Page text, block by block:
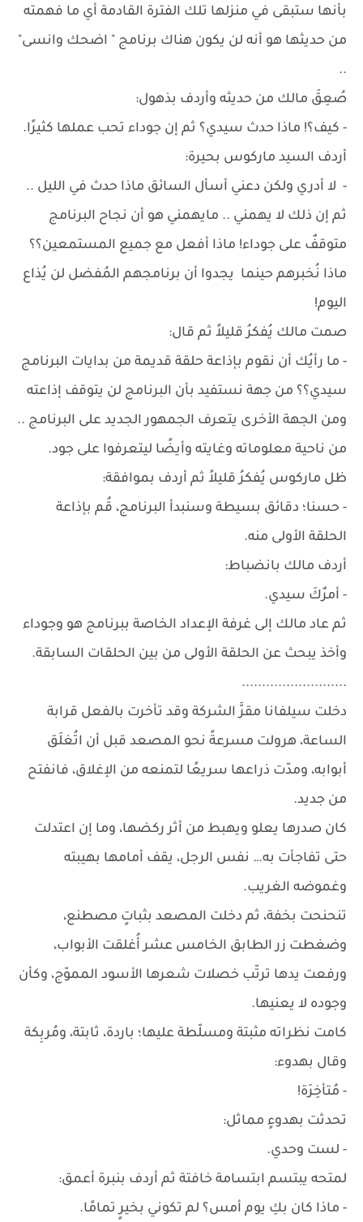
بأنها ستبقى في منزلها تلك الفترة القادمة أي ما فهمته
من حديثها هو أنه لن يكون هناك برنامج " اضحك وانسى"
..
صُعِقَ مالك من حديثه وأردف بذهول:
- كيف؟! ماذا حدث سيدي؟ ثم إن جوداء تحب عملها كثيرًا.
أردف السيد ماركوس بحيرة:
- لا أدري ولكن دعني أسأل السائق ماذا حدث في الليل ..
ثم إن ذلك لا يهمني .. مايهمني هو أن نجاح البرنامج
متوقفٌ على جوداء! ماذا أفعل مع جميع المستمعين؟؟
ماذا نُخبرهم حينما يجدوا أن برنامجهم المُفضل لن يُذاع
اليوم!
صمت مالك يُفكرُ قليلاً ثم قال:
- ما رأيُك أن نقوم بإذاعة حلقة قديمة من بدايات البرنامج
سيدي؟؟ من جهة نستفيد بأن البرنامج لن يتوقف إذاعته
ومن الجهة الأخرى يتعرف الجمهور الجديد على البرنامج ..
من ناحية معلوماته وغايته وأيضًا ليتعرفوا على جود.
ظل ماركوس يُفكرُ قليلاً ثم أردف بموافقة:
- حسنا؛ دقائق بسيطة وسنبدأ البرنامج، قُم بإذاعة
الحلقة الأولى منه.
أردف مالك بانضباط:
- أمرٌكَ سيدي.
ثم عاد مالك إلى غرفة الإعداد الخاصة ببرنامج هو وجوداء
وأخذ يبحث عن الحلقة الأولى من بين الحلقات السابقة.
..........................
دخلت سيلفانا مقرَّ الشركة وقد تأخرت بالفعل قرابة
الساعة، هرولت مسرعةً نحو المصعد قبل أن اتُغلَق
أبوابه، ومدّت ذراعها سريعًا لتمنعه من الإغلاق، فانفتح
من جديد.
كان صدرها يعلو ويهبط من أثر ركضها، وما إن اعتدلت
حتى تفاجأت به… نفس الرجل، يقف أمامها بهيبته
وغموضه الغريب.
تنحنحت بخفة، ثم دخلت المصعد بثباتٍ مصطنع،
وضغطت زر الطابق الخامس عشر أُغلقت الأبواب،
ورفعت يدها ترتّب خصلات شعرها الأسود المموّج، وكأن
وجوده لا يعنيها.
كامت نظراته مثبتة ومسلّطة عليها؛ باردة، ثابتة، ومُربِكة
وقال بهدوء:
- مُتأخِرَة!
تحدثت بهدوءٍ مماثل:
- لست وحدي.
لمتحه يبتسم ابتسامة خافتة ثم أردف بنبرة أعمق:
- ماذا كان بكِ يوم أمس؟ لم تكوني بخيرٍ تمامًا.